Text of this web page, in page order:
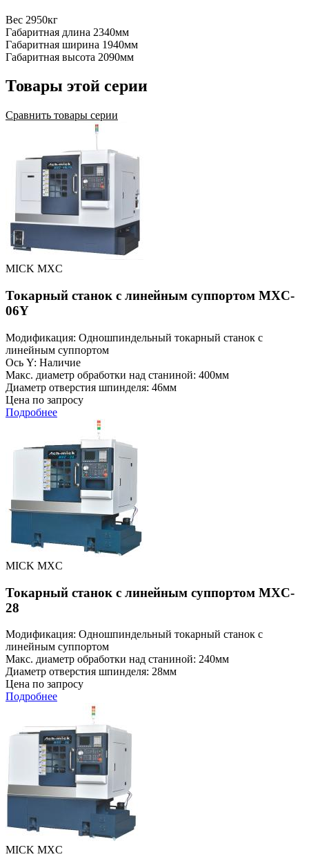
Вес 2950кг
Габаритная длина 2340мм
Габаритная ширина 1940мм
Габаритная высота 2090мм
Товары этой серии
Сравнить товары серии
MICK MXC
Токарный станок с линейным суппортом MXC-
06Y
Модификация: Одношпиндельный токарный станок с
линейным суппортом
Ось Y: Наличие
Макс. диаметр обработки над станиной: 400мм
Диаметр отверстия шпинделя: 46мм
Цена по запросу
Подробнее
MICK MXC
Токарный станок с линейным суппортом MXC-
28
Модификация: Одношпиндельный токарный станок с
линейным суппортом
Макс. диаметр обработки над станиной: 240мм
Диаметр отверстия шпинделя: 28мм
Цена по запросу
Подробнее
MICK MXC